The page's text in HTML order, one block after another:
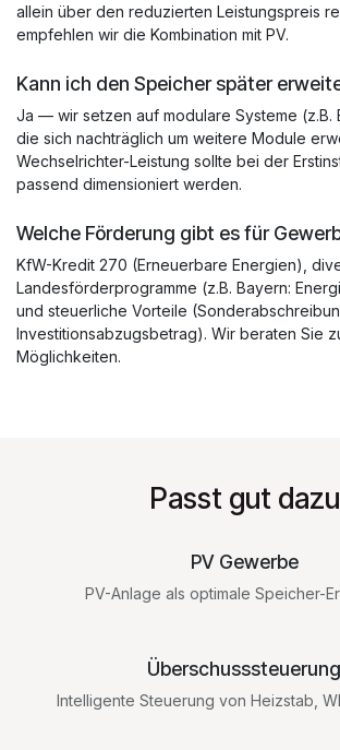
allein über den reduzierten Leistungspreis
empfehlen wir die Kombination mit PV.
Kann ich den Speicher später
Ja — wir setzen auf modulare Systeme (z.B.
die sich nachträglich um weitere Module
Wechselrichter-Leistung sollte bei der
passend dimensioniert werden.
Welche Förderung gibt es für
KfW-Kredit 270 (Erneuerbare Energien),
Landesförderprogramme (z.B. Bayern:
und steuerliche Vorteile
Investitionsabzugsbetrag). Wir beraten Sie
Möglichkeiten.
Passt gut dazu
PV Gewerbe
PV-Anlage als optimale Speicher-
Überschusssteuerung
Intelligente Steuerung von Heizstab,